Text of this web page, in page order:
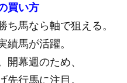
買い方
ち馬なら軸で狙える。
馬が活躍。
幕週のため、
行馬に注目。